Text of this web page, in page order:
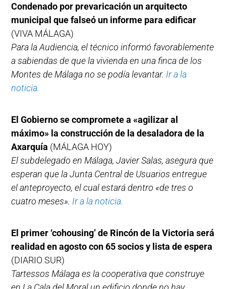
Condenado por prevaricación un arquitecto
municipal que falseó un informe para edificar
(VIVA MÁLAGA)
Para la Audiencia, el técnico informó favorablemente
a sabiendas de que la vivienda en una finca de los
Montes de Málaga no se podía levantar. Ir a la
noticia.
El Gobierno se compromete a «agilizar al
máximo» la construcción de la desaladora de la
Axarquía (MÁLAGA HOY)
El subdelegado en Málaga, Javier Salas, asegura que
esperan que la Junta Central de Usuarios entregue
el anteproyecto, el cual estará dentro «de tres o
cuatro meses». Ir a la noticia.
El primer ‘cohousing’ de Rincón de la Victoria será
realidad en agosto con 65 socios y lista de espera
(DIARIO SUR)
Tartessos Málaga es la cooperativa que construye